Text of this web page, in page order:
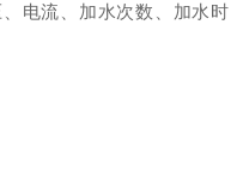
电流、加水次数、加水时